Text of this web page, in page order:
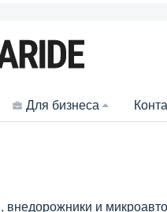
Для бизнеса
и